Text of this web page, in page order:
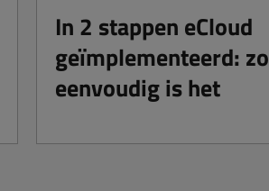
In 2 stappen eCloud
geïmplementeerd: zo
eenvoudig is het